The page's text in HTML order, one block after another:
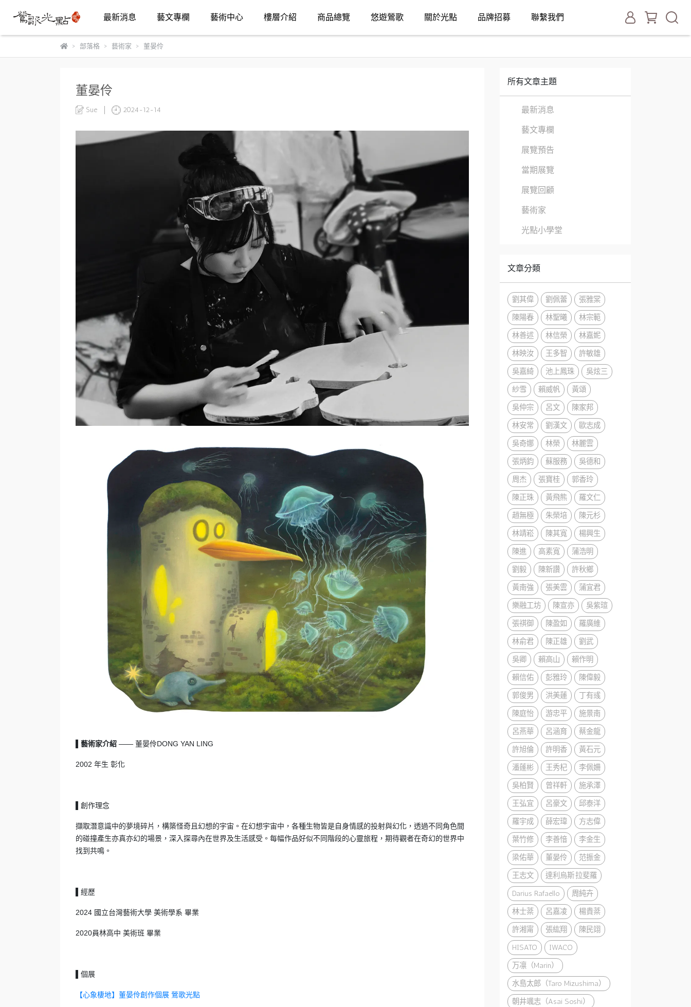
最新消息 藝文專欄 藝術中心 樓層介紹 商品總覽 悠遊鶯歌 關於光點 品牌招募 聯繫我們
部落格 藝術家 董晏伶
董晏伶
Sue 2024-12-14
▌藝術家介紹 —— 董晏伶DONG YAN LING
2002 年生 彰化
創作理念
擷取潛意識中的夢境碎片，構築怪奇且幻想的宇宙。在幻想宇宙中，各種生物皆是自身情感的投射與幻化，透過不同角色間
的碰撞產生亦真亦幻的場景，深入探尋內在世界及生活感受。每幅作品好似不同階段的心靈旅程，期待觀者在奇幻的世界中
找到共鳴。
經歷
2024 國立台灣藝術大學 美術學系 畢業
2020員林高中 美術班 畢業
▌個展
【心象棲地】董晏伶創作個展 鶯歌光點
所有文章主題
最新消息
藝文專欄
展覽預告
當期展覽
展覽回顧
藝術家
光點小學堂
文章分類
劉其偉 劉佩蕾
張雅棠
陳陽春
林聖曦
林宗範
林善述
林信榮
林嘉妮
林映汝
王多智
許敏雄
吳嘉綺
池上鳳珠
吳炫三
紗雪
賴威帆
黃頌
吳仲宗
呂文
陳家邦
林安常
劉漢文
歐志成
吳奇娜
林榮
林麗雲
張炳鈞
蘇服務
吳德和
周杰
張寶桂
郭香玲
陳正珠
黃飛熊
羅文仁
趙無極
朱榮培
陳元杉
林靖崧
陳其寬
楊興生
陳進
高素寬
蒲浩明
劉毅
陳新讚
許秋鄉
黃南強
張美雲
蒲宜君
樂融工坊
陳宣亦
吳紫瑄
張祺御
陳盈如
羅廣維
林俞君
陳正雄
劉武
吳卿
賴高山
賴作明
賴信佑
彭雅玲
陳偉毅
郭俊男
洪美蓮
丁有彧
陳庭怡
游忠平
施景南
呂燕華
呂涵育
蔡金龍
許旭倫
許明香
黃石元
潘蓬彬
王秀杞
李佩姍
吳柏賢
曾祥軒
施承澤
王弘宜
呂豪文
邱泰洋
羅宇成
薛宏瑋
方志偉
葉竹修
李善愔
李金生
梁佑華
董晏伶
范振金
王志文
達利烏斯·拉斐羅
Darius Rafaello
周純卉
林士棻
呂嘉凌
楊貴棻
許湘甯
張紘翔
陳民翊
HISATO
IWACO
万凛（Marin）
水島太郎（Taro Mizushima）
朝井颯志（Asai Soshi）